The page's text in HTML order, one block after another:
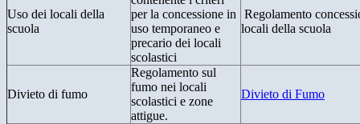
Uso dei locali della
scuola
per la concessione in
uso temporaneo e
precario dei locali
scolastici
Regolamento
locali della scuola
Divieto di fumo
Regolamento sul
fumo nei locali
scolastici e zone
attigue.
Divieto di Fumo